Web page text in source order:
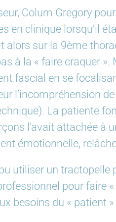
Colum Gregory
en clinique lorsqu’il
alors sur la 9ème
à la « faire craquer
fascial en se
l’incompréhension
La patiente
l’avait attachée à
émotionnelle,
utiliser un tractopelle
pour faire
besoins du « patient